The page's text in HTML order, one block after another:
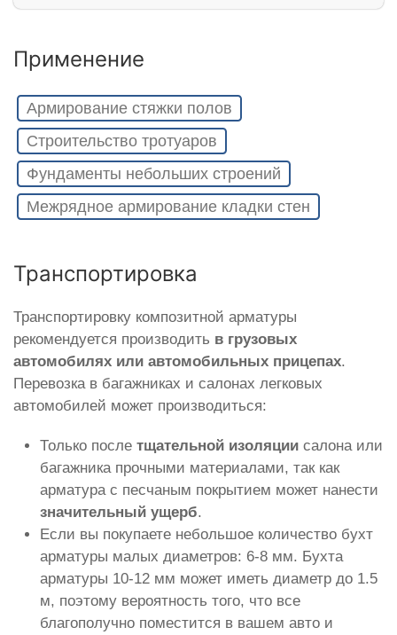
Применение
Армирование стяжки полов
Строительство тротуаров
Фундаменты небольших строений
Межрядное армирование кладки стен
Транспортировка
Транспортировку композитной арматуры
рекомендуется производить в грузовых
автомобилях или автомобильных прицепах.
Перевозка в багажниках и салонах легковых
автомобилей может производиться:
Только после тщательной изоляции салона или
багажника прочными материалами, так как
арматура с песчаным покрытием может нанести
значительный ущерб.
Если вы покупаете небольшое количество бухт
арматуры малых диаметров: 6-8 мм. Бухта
арматуры 10-12 мм может иметь диаметр до 1.5
м, поэтому вероятность того, что все
благополучно поместится в вашем авто и